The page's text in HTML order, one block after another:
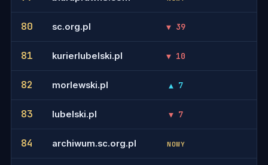
80 sc.org.pl ▼ 39
81 kurierlubelski.pl ▼ 10
82 morlewski.pl ▲ 7
83 lubelski.pl ▼ 7
84 archiwum.sc.org.pl NOWY